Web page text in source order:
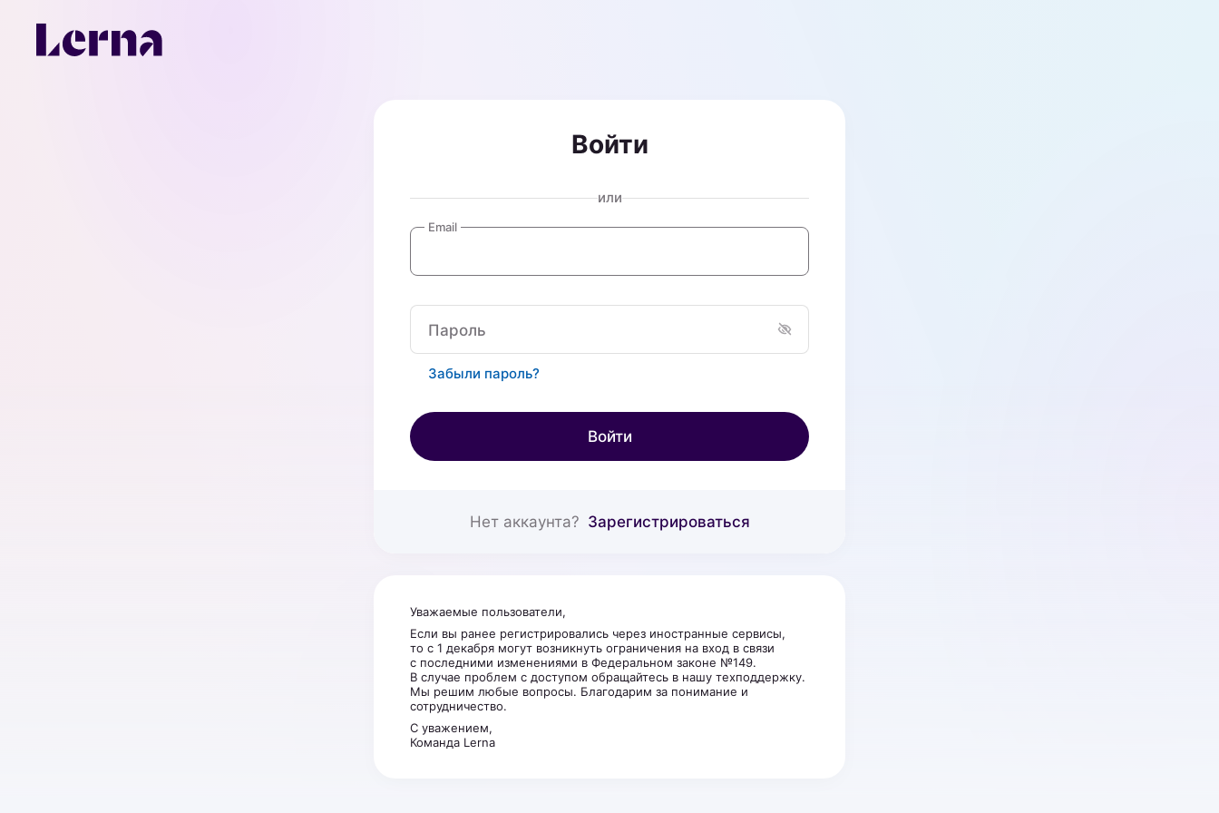
Войти
или
Email
Пароль
Забыли пароль?
Войти
Нет аккаунта? Зарегистрироваться
Уважаемые пользователи,
Если вы ранее регистрировались через иностранные сервисы,
то с 1 декабря могут возникнуть ограничения на вход в связи
с последними изменениями в Федеральном законе №149.
В случае проблем с доступом обращайтесь в нашу техподдержку.
Мы решим любые вопросы. Благодарим за понимание и
сотрудничество.
С уважением,
Команда Lerna